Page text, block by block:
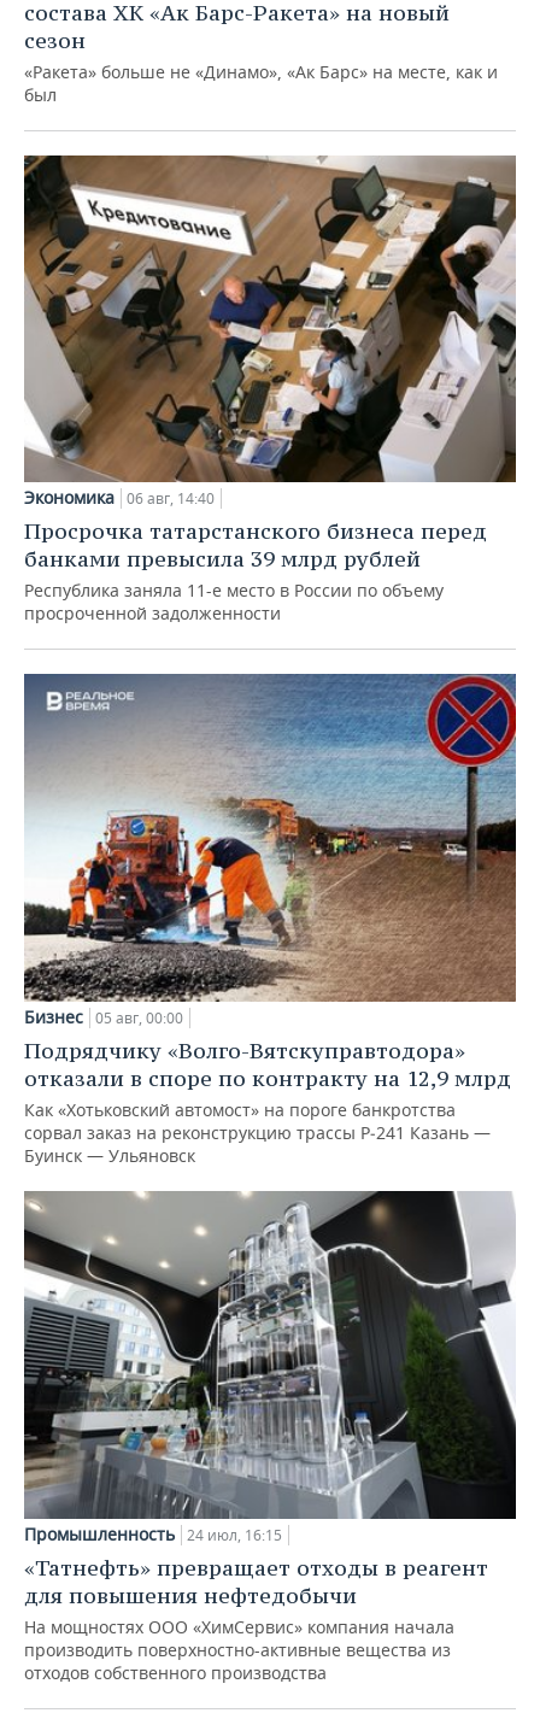
состава ХК «Ак Барс-Ракета» на новый
сезон
«Ракета» больше не «Динамо», «Ак Барс» на месте, как и
был
Экономика 06 авг, 14:40
Просрочка татарстанского бизнеса перед
банками превысила 39 млрд рублей
Республика заняла 11-е место в России по объему
просроченной задолженности
Бизнес 05 авг, 00:00
Подрядчику «Волго-Вятскуправтодора»
отказали в споре по контракту на 12,9 млрд
Как «Хотьковский автомост» на пороге банкротства
сорвал заказ на реконструкцию трассы Р‑241 Казань —
Буинск — Ульяновск
Промышленность 24 июл, 16:15
«Татнефть» превращает отходы в реагент
для повышения нефтедобычи
На мощностях ООО «ХимСервис» компания начала
производить поверхностно-активные вещества из
отходов собственного производства